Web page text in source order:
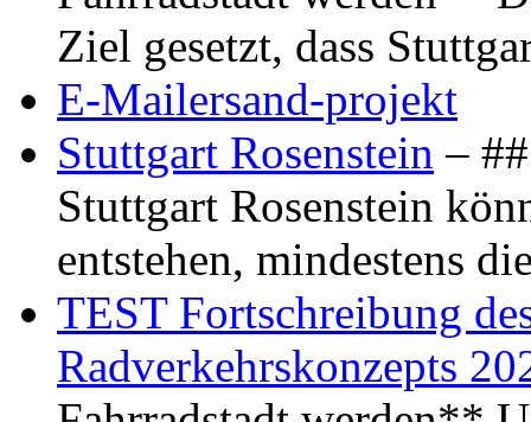
Ziel gesetzt, dass
E-Mailersand-projekt
Stuttgart Rosenstein –
Stuttgart Rosenstein
entstehen, mindestens
TEST Fortschreibung
Radverkehrskonzepts